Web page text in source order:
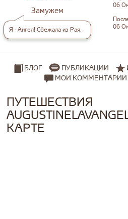
Замужем
Я - Ангел! Сбежала из Рая.
06
06
БЛОГ ПУБЛИКАЦИИ
МОИ КОММЕНТАРИИ
ПУТЕШЕСТВИЯ
КАРТЕ